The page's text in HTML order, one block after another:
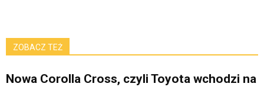
ZOBACZ TEŻ
Nowa Corolla Cross, czyli Toyota wchodzi na